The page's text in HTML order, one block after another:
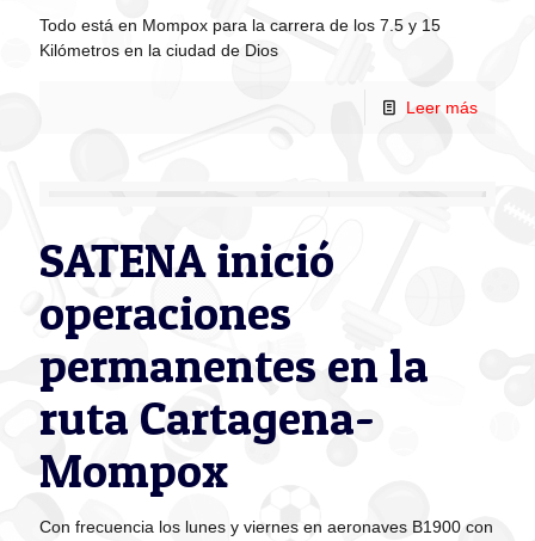
Todo está en Mompox para la carrera de los 7.5 y 15
Kilómetros en la ciudad de Dios
Leer más
SATENA inició
operaciones
permanentes en la
ruta Cartagena-
Mompox
Con frecuencia los lunes y viernes en aeronaves B1900 con